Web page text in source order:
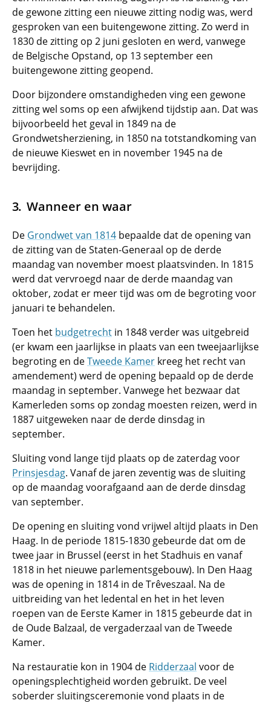
de gewone zitting een nieuwe zitting nodig was, werd
gesproken van een buitengewone zitting. Zo werd in
1830 de zitting op 2 juni gesloten en werd, vanwege
de Belgische Opstand, op 13 september een
buitengewone zitting geopend.
Door bijzondere omstandigheden ving een gewone
zitting wel soms op een afwijkend tijdstip aan. Dat was
bijvoorbeeld het geval in 1849 na de
Grondwetsherziening, in 1850 na totstandkoming van
de nieuwe Kieswet en in november 1945 na de
bevrijding.
Wanneer en waar
De Grondwet van 1814 bepaalde dat de opening van
de zitting van de Staten-Generaal op de derde
maandag van november moest plaatsvinden. In 1815
werd dat vervroegd naar de derde maandag van
oktober, zodat er meer tijd was om de begroting voor
januari te behandelen.
Toen het budgetrecht in 1848 verder was uitgebreid
(er kwam een jaarlijkse in plaats van een tweejaarlijkse
begroting en deTweede Kamer kreeg het recht van
amendement) werd de opening bepaald op de derde
maandag in september. Vanwege het bezwaar dat
Kamerleden soms op zondag moesten reizen, werd in
1887 uitgeweken naar de derde dinsdag in
september.
Sluiting vond lange tijd plaats op de zaterdag voor
Prinsjesdag. Vanaf de jaren zeventig was de sluiting
op de maandag voorafgaand aan de derde dinsdag
van september.
De opening en sluiting vond vrijwel altijd plaats in Den
Haag. In de periode 1815-1830 gebeurde dat om de
twee jaar in Brussel (eerst in het Stadhuis en vanaf
1818 in het nieuwe parlementsgebouw). In Den Haag
was de opening in 1814 in de Trêveszaal. Na de
uitbreiding van het ledental en het in het leven
roepen van de Eerste Kamer in 1815 gebeurde dat in
de Oude Balzaal, de vergaderzaal van de Tweede
Kamer.
Na restauratie kon in 1904 de Ridderzaal voor de
openingsplechtigheid worden gebruikt. De veel
soberder sluitingsceremonie vond plaats in de